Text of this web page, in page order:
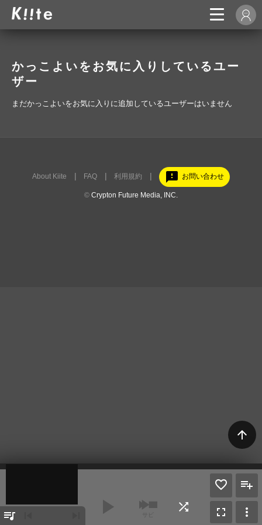
かっこよいをお気に入りしているユー
ザー
まだかっこよいをお気に入りに追加しているユーザーはいません
arrow_upward
About Kiite FAQ 利用規約 feedback お問い合わせ
© Crypton Future Media, INC.
queue_music play_arrow サビ
shuffle fullscreen more_vert